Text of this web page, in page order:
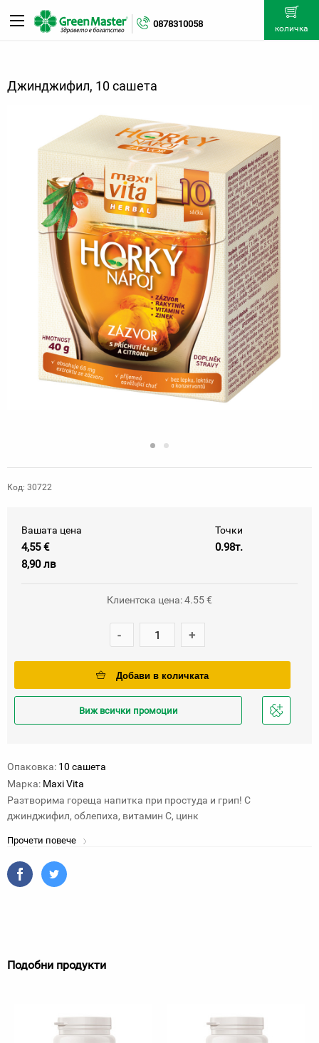
0878310058 количка
Джинджифил, 10 сашета
Код: 30722
Вашата цена
4,55 €
8,90 лв
Точки
0.98т.
Клиентска цена: 4.55 €
- +
Добави в количката
Виж всички промоции
Добави
Опаковка: 10 сашета
Марка: Maxi Vita
Разтворима гореща напитка при простуда и грип! С
джинджифил, облепиха, витамин С, цинк
Прочети повече
Подобни продукти